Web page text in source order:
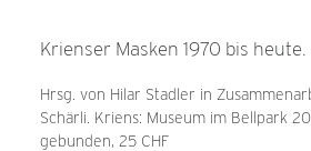
Krienser Masken 1970 bis heute.
Hrsg. von Hilar Stadler in
Schärli. Kriens: Museum im Bellpark
gebunden, 25 CHF